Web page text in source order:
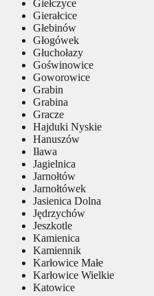
Giełczyce
Gierałcice
Głebinów
Głogówek
Głuchołazy
Goświnowice
Goworowice
Grabin
Grabina
Gracze
Hajduki Nyskie
Hanuszów
Iława
Jagielnica
Jarnołtów
Jarnołtówek
Jasienica Dolna
Jędrzychów
Jeszkotle
Kamienica
Kamiennik
Karłowice Małe
Karłowice Wielkie
Katowice